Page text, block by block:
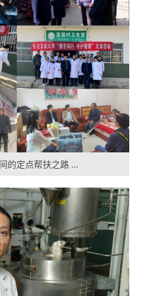
的定点帮扶之路 ...